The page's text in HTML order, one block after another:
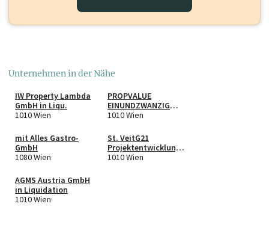
Unternehmen in der Nähe
IW Property Lambda
GmbH in Liqu.
1010 Wien
PROPVALUE
EINUNDZWANZIG
GmbH & Co KG
1010 Wien
mit Alles Gastro-
GmbH
1080 Wien
St. VeitG21
Projektentwicklungs
GmbH & Co KG
1010 Wien
AGMS Austria GmbH
in Liquidation
1010 Wien